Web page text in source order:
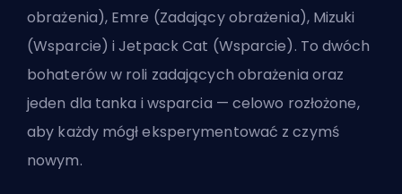
obrażenia), Emre (Zadający obrażenia), Mizuki
(Wsparcie) i Jetpack Cat (Wsparcie). To dwóch
bohaterów w roli zadających obrażenia oraz
jeden dla tanka i wsparcia — celowo rozłożone,
aby każdy mógł eksperymentować z czymś
nowym.